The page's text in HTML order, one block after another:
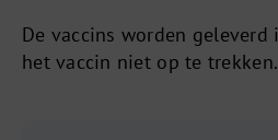
De vaccins worden
het vaccin niet op te trekken.